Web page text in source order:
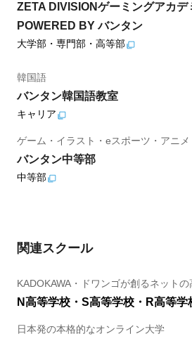
ZETA DIVISIONゲーミングアカデ
POWERED BY バンタン
大学部・専門部・高等部
韓国語
バンタン韓国語教室
キャリア
ゲーム・イラスト・eスポーツ・アニメ
バンタン中等部
中等部
関連スクール
KADOKAWA・ドワンゴが創るネットの
N高等学校・S高等学校・R高等学
日本発の本格的なオンライン大学